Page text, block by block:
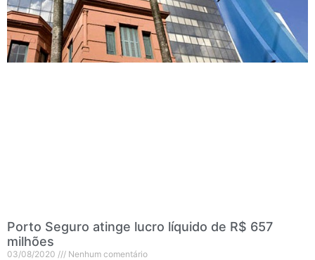
Porto Seguro atinge lucro líquido de R$ 657
milhões
03/08/2020 Nenhum comentário